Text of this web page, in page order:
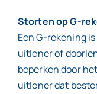
Storten op G-
Een G-rekening
uitlener of
beperken door
uitlener dat